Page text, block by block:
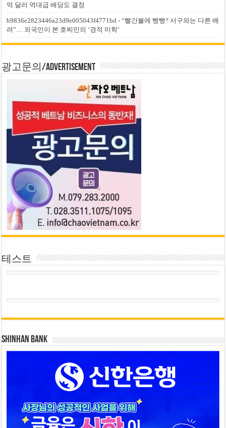
억 달러 역대급 배당도 결정
b9836e2823446a23d9e005043f4771bd -“빨간불에 빵빵? 서구와는 다른 배
려”… 외국인이 본 호찌민의 ‘경적 미학’
광고문의/Advertisement
테스트
SHINHAN BANK